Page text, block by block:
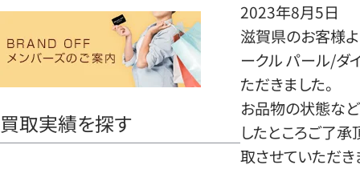
ヤ
買取実績を探す
2023年8月5日
滋賀県のお客様よ
ークル パール/ダ
ただきました。
お品物の状態など
したところご了
取させていただき